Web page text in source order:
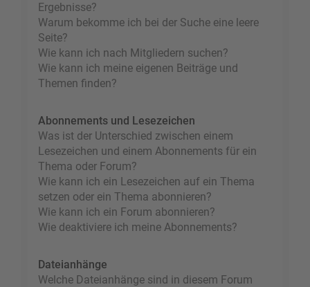
Ergebnisse?
Warum bekomme ich bei der Suche eine leere
Seite?
Wie kann ich nach Mitgliedern suchen?
Wie kann ich meine eigenen Beiträge und
Themen finden?
Abonnements und Lesezeichen
Was ist der Unterschied zwischen einem
Lesezeichen und einem Abonnements für ein
Thema oder Forum?
Wie kann ich ein Lesezeichen auf ein Thema
setzen oder ein Thema abonnieren?
Wie kann ich ein Forum abonnieren?
Wie deaktiviere ich meine Abonnements?
Dateianhänge
Welche Dateianhänge sind in diesem Forum